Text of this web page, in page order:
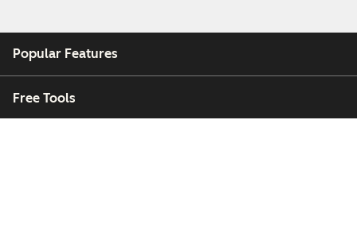
Popular Features
Free Tools